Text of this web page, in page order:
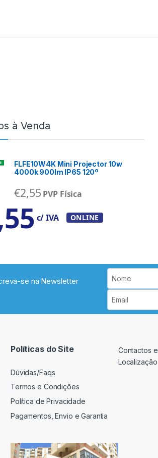
à Venda
FLFE10W4K Mini Projector 10w
4000k 900lm IP65 120º
€2,55 PVP Física
c/ IVA ONLINE
se na Newsletter
Políticas do Site
Dúvidas/Faqs
Termos e Condições
Política de Privacidade
Pagamentos, Envio e Garantia
Contactos e
Localização